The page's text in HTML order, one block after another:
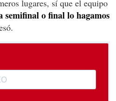
lugares, sí que el equipo
semifinal o final lo hagamos